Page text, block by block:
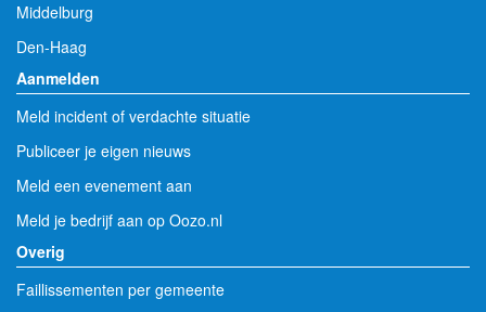
Middelburg
Den-Haag
Aanmelden
Meld incident of verdachte situatie
Publiceer je eigen nieuws
Meld een evenement aan
Meld je bedrijf aan op Oozo.nl
Overig
Faillissementen per gemeente